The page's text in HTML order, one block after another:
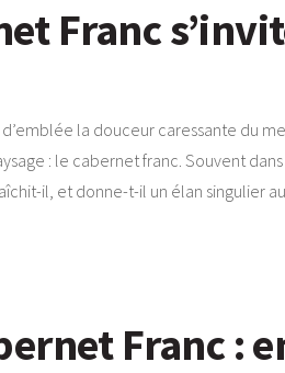
Franc
la douceur caressante du
: le cabernet franc. Souvent
il, et donne-t-il un élan singulier
Franc :